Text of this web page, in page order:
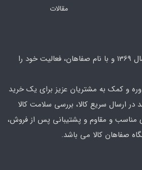
مقالات
فروشگاه صفاهان کالا از سال 1369 و با نام صفاهان، فعالیت خود را
و کمک به مشتریان عزیز برای یک خرید
در ارسال سریع کالا، بررسی سلامت کالا
مناسب و مقاوم و پشتیبانی پس از فروش،
صفاهان کالا می باشد.